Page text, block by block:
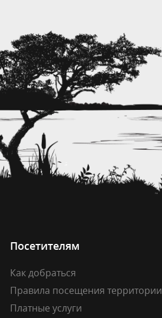
Посетителям
Как добраться
Правила посещения территории
Платные услуги